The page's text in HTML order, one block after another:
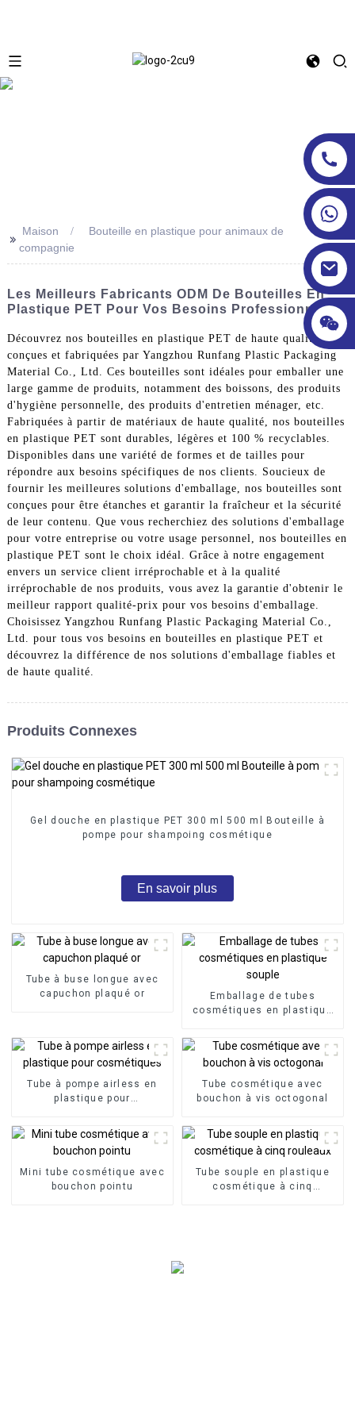
>> Maison
Bouteille en plastique pour animaux de
compagnie
Les Meilleurs Fabricants ODM De Bouteilles En
Plastique PET Pour Vos Besoins Professionnels
Découvrez nos bouteilles en plastique PET de haute qualité,
conçues et fabriquées par Yangzhou Runfang Plastic Packaging
Material Co., Ltd. Ces bouteilles sont idéales pour emballer une
large gamme de produits, notamment des boissons, des produits
d'hygiène personnelle, des produits d'entretien ménager, etc.
Fabriquées à partir de matériaux de haute qualité, nos bouteilles
en plastique PET sont durables, légères et 100 % recyclables.
Disponibles dans une variété de formes et de tailles pour
répondre aux besoins spécifiques de nos clients. Soucieux de
fournir les meilleures solutions d'emballage, nos bouteilles sont
conçues pour être étanches et garantir la fraîcheur et la sécurité
de leur contenu. Que vous recherchiez des solutions d'emballage
pour votre entreprise ou votre usage personnel, nos bouteilles en
plastique PET sont le choix idéal. Grâce à notre engagement
envers un service client irréprochable et à la qualité
irréprochable de nos produits, vous avez la garantie d'obtenir le
meilleur rapport qualité-prix pour vos besoins d'emballage.
Choisissez Yangzhou Runfang Plastic Packaging Material Co.,
Ltd. pour tous vos besoins en bouteilles en plastique PET et
découvrez la différence de nos solutions d'emballage fiables et
de haute qualité.
Produits Connexes
Gel douche en plastique PET 300 ml 500 ml Bouteille à
pompe pour shampoing cosmétique
En savoir plus
Tube à buse longue avec
capuchon plaqué or
Emballage de tubes
cosmétiques en plastique
Tube à pompe airless en
plastique pour
Tube cosmétique avec
bouchon à vis octogonal
Mini tube cosmétique avec
bouchon pointu
Tube souple en plastique
cosmétique à cinq